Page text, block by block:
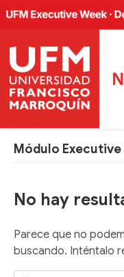
Módulo Executive
No hay
Parece que no
buscando. Inténtalo